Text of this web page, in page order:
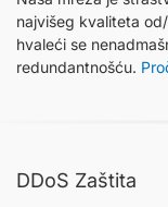
najvišeg kvaliteta
hvaleći se
redundantnošću.
DDoS Zaštita